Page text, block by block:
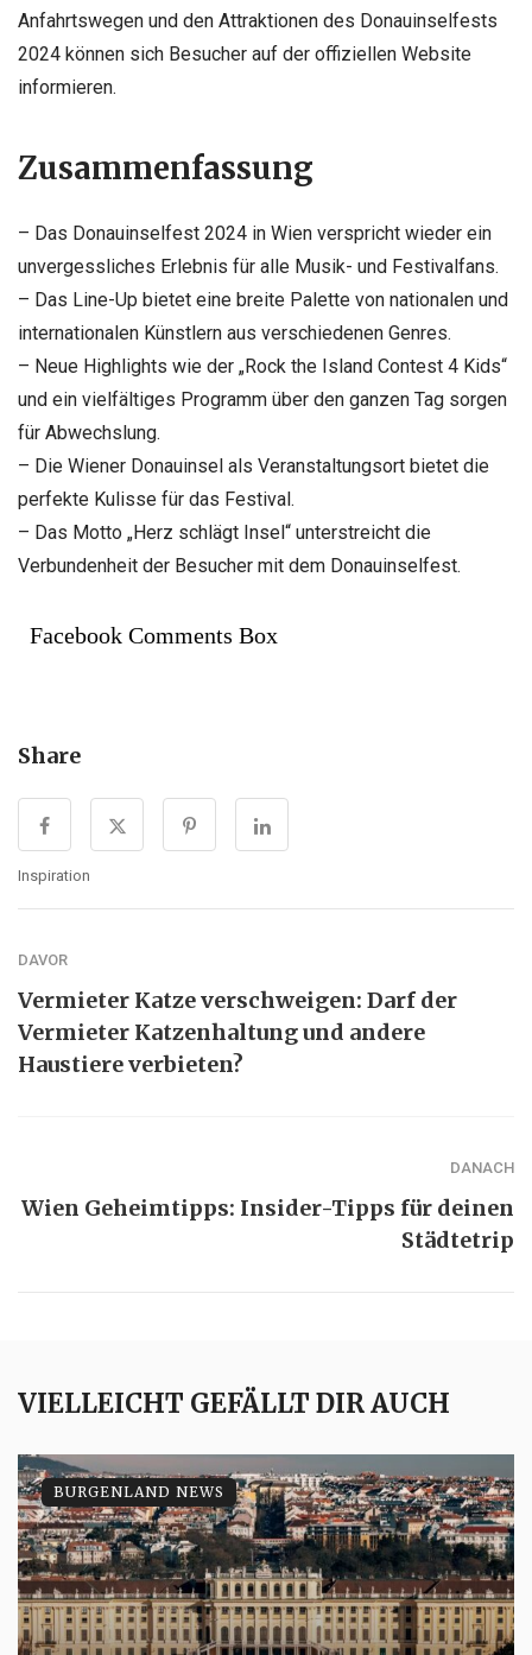
Anfahrtswegen und den Attraktionen des Donauinselfests
2024 können sich Besucher auf der offiziellen Website
informieren.
Zusammenfassung
– Das Donauinselfest 2024 in Wien verspricht wieder ein
unvergessliches Erlebnis für alle Musik- und Festivalfans.
– Das Line-Up bietet eine breite Palette von nationalen und
internationalen Künstlern aus verschiedenen Genres.
– Neue Highlights wie der „Rock the Island Contest 4 Kids“
und ein vielfältiges Programm über den ganzen Tag sorgen
für Abwechslung.
– Die Wiener Donauinsel als Veranstaltungsort bietet die
perfekte Kulisse für das Festival.
– Das Motto „Herz schlägt Insel“ unterstreicht die
Verbundenheit der Besucher mit dem Donauinselfest.
Facebook Comments Box
Share
Inspiration
DAVOR
Vermieter Katze verschweigen: Darf der
Vermieter Katzenhaltung und andere
Haustiere verbieten?
DANACH
Wien Geheimtipps: Insider-Tipps für deinen
Städtetrip
VIELLEICHT GEFÄLLT DIR AUCH
BURGENLAND NEWS